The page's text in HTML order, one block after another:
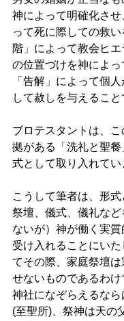
神によって明確化させ
って死に際しての救
階」によって教会ヒ
の位置づけを神によっ
「告解」によって個
して赦しを与えること
ブロテスタントは、
拠がある「洗礼と聖
式として取り入れてい
こうして筆者は、形式
祭壇、儀式、儀礼な
ないが）神が働く実
受け入れることにい
てその際、家庭祭壇
せないものであるわけ
神社になぞらえるな
(至聖所)、祭神は天の